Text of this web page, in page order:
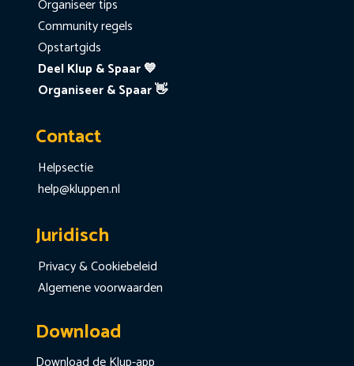
Organiseer tips
Community regels
Opstartgids
Deel Klup & Spaar 💙
Organiseer & Spaar 👋
Contact
Helpsectie
help@kluppen.nl
Juridisch
Privacy & Cookiebeleid
Algemene voorwaarden
Download